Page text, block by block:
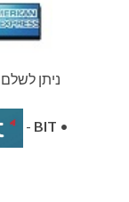
ניתן
•
BIT
-